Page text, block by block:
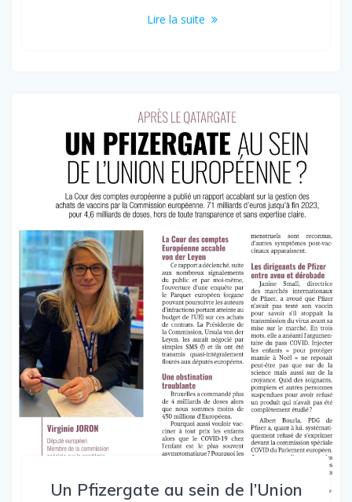
Lire la suite
Un Pfizergate au sein de l’Union